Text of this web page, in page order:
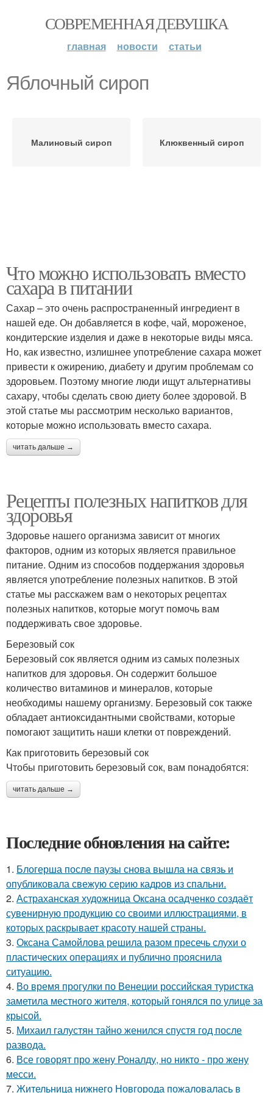
СОВРЕМЕННАЯ ДЕВУШКА
главная новости статьи
Яблочный сироп
Малиновый сироп Клюквенный сироп
Что можно использовать вместо
сахара в питании
Сахар – это очень распространенный ингредиент в
нашей еде. Он добавляется в кофе, чай, мороженое,
кондитерские изделия и даже в некоторые виды мяса.
Но, как известно, излишнее употребление сахара может
привести к ожирению, диабету и другим проблемам со
здоровьем. Поэтому многие люди ищут альтернативы
сахару, чтобы сделать свою диету более здоровой. В
этой статье мы рассмотрим несколько вариантов,
которые можно использовать вместо сахара.
читать дальше →
Рецепты полезных напитков для
здоровья
Здоровье нашего организма зависит от многих
факторов, одним из которых является правильное
питание. Одним из способов поддержания здоровья
является употребление полезных напитков. В этой
статье мы расскажем вам о некоторых рецептах
полезных напитков, которые могут помочь вам
поддерживать свое здоровье.
Березовый сок
Березовый сок является одним из самых полезных
напитков для здоровья. Он содержит большое
количество витаминов и минералов, которые
необходимы нашему организму. Березовый сок также
обладает антиоксидантными свойствами, которые
помогают защитить наши клетки от повреждений.
Как приготовить березовый сок
Чтобы приготовить березовый сок, вам понадобятся:
читать дальше →
Последние обновления на сайте:
1. Блогерша после паузы снова вышла на связь и
опубликовала свежую серию кадров из спальни.
2. Астраханская художница Оксана осадченко создаёт
сувенирную продукцию со своими иллюстрациями, в
которых раскрывает красоту нашей страны.
3. Оксана Самойлова решила разом пресечь слухи о
пластических операциях и публично прояснила
ситуацию.
4. Во время прогулки по Венеции российская туристка
заметила местного жителя, который гонялся по улице за
крысой.
5. Михаил галустян тайно женился спустя год после
развода.
6. Все говорят про жену Роналду, но никто - про жену
месси.
7. Жительница нижнего Новгорода пожаловалась в